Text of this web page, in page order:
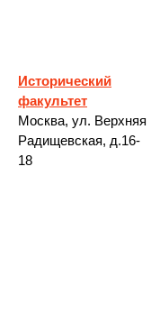
Исторический
факультет
Москва, ул. Верхняя
Радищевская, д.16-
18